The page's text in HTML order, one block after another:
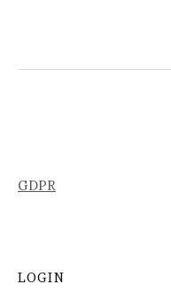
GDPR
LOGIN